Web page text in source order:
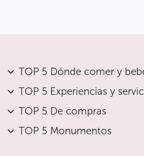
TOP 5 Dónde comer y
TOP 5 Experiencias y
TOP 5 De compras
TOP 5 Monumentos